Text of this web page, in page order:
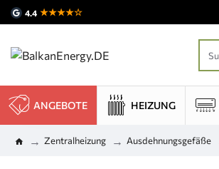
4.4 ★★★★☆
ANGEBOTE HEIZUNG
Zentralheizung Ausdehnungsgefäße